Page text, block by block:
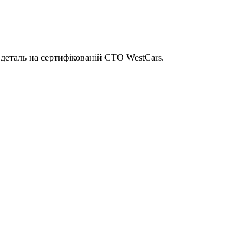
на сертифікованій СТО WestCars.